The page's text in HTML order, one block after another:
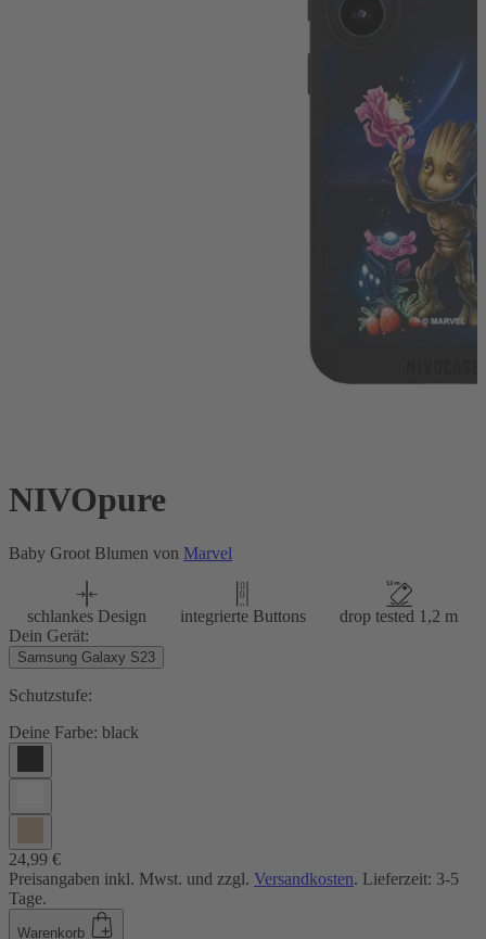
NIVOpure
Baby Groot Blumen von Marvel
schlankes Design integrierte Buttons
drop tested 1,2 m
Dein Gerät:
Samsung Galaxy S23
Schutzstufe:
Deine Farbe: black
24,99 €
Preisangaben inkl. Mwst. und zzgl. Versandkosten. Lieferzeit: 3-5
Tage.
Warenkorb